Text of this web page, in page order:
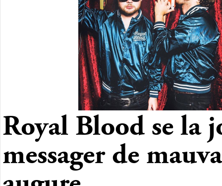
Royal Blood se la
messager de